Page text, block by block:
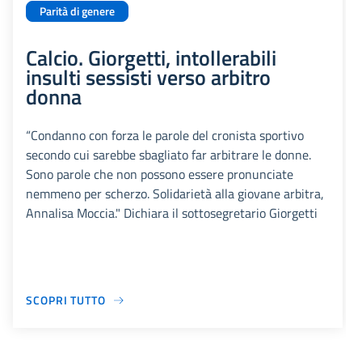
Parità di genere
Calcio. Giorgetti, intollerabili
insulti sessisti verso arbitro
donna
“Condanno con forza le parole del cronista sportivo
secondo cui sarebbe sbagliato far arbitrare le donne.
Sono parole che non possono essere pronunciate
nemmeno per scherzo. Solidarietà alla giovane arbitra,
Annalisa Moccia." Dichiara il sottosegretario Giorgetti
SCOPRI TUTTO